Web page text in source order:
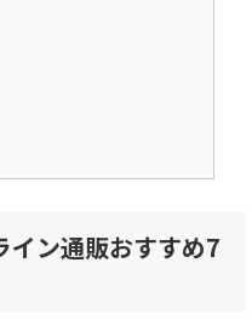
イン通販おすすめ7